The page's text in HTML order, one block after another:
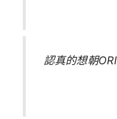
認真的想朝